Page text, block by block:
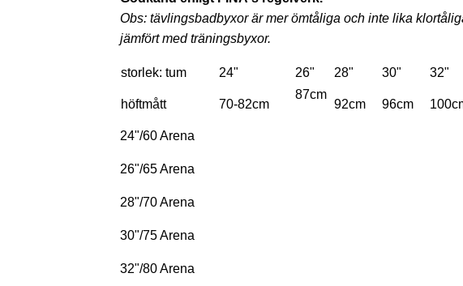
Obs: tävlingsbadbyxor är mer ömtåliga och inte lika
jämfört med träningsbyxor.
storlek: tum 24" 26" 28" 30" 32"
höftmått 70-82cm
87cm
92cm 96cm
24"/60 Arena
26"/65 Arena
28"/70 Arena
30"/75 Arena
32"/80 Arena